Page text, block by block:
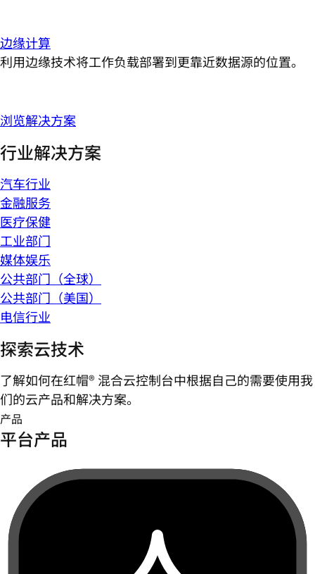
边缘计算
利用边缘技术将工作负载部署到更靠近数据源的位置。
浏览解决方案
行业解决方案
汽车行业
金融服务
医疗保健
工业部门
媒体娱乐
公共部门（全球）
公共部门（美国）
电信行业
探索云技术
了解如何在红帽® 混合云控制台中根据自己的需要使用我
们的云产品和解决方案。
产品
平台产品